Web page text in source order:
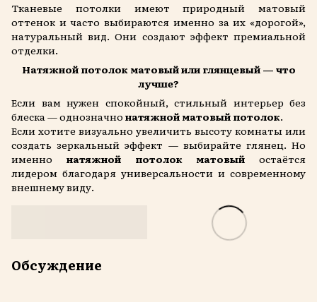
Тканевые потолки имеют природный матовый
оттенок и часто выбираются именно за их «дорогой»,
натуральный вид. Они создают эффект премиальной
отделки.
Натяжной потолок матовый или глянцевый — что
лучше?
Если вам нужен спокойный, стильный интерьер без
блеска — однозначно натяжной матовый потолок.
Если хотите визуально увеличить высоту комнаты или
создать зеркальный эффект — выбирайте глянец. Но
именно натяжной потолок матовый остаётся
лидером благодаря универсальности и современному
внешнему виду.
Обсуждение